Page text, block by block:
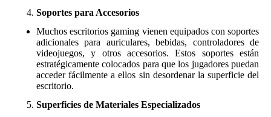
Soportes para Accesorios
Muchos escritorios gaming vienen equipados con soportes
adicionales para auriculares, bebidas, controladores de
videojuegos, y otros accesorios. Estos soportes están
estratégicamente colocados para que los jugadores puedan
acceder fácilmente a ellos sin desordenar la superficie del
escritorio.
Superficies de Materiales Especializados